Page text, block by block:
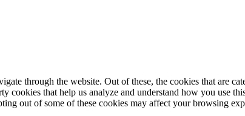
through the website. Out of these, the cookies that are
cookies that help us analyze and understand how you use
out of some of these cookies may affect your browsing